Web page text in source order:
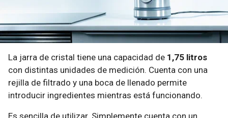
La jarra de cristal tiene una capacidad de 1,75 litros
con distintas unidades de medición. Cuenta con una
rejilla de filtrado y una boca de llenado permite
introducir ingredientes mientras está funcionando.
Es sencilla de utilizar. Simplemente cuenta con un